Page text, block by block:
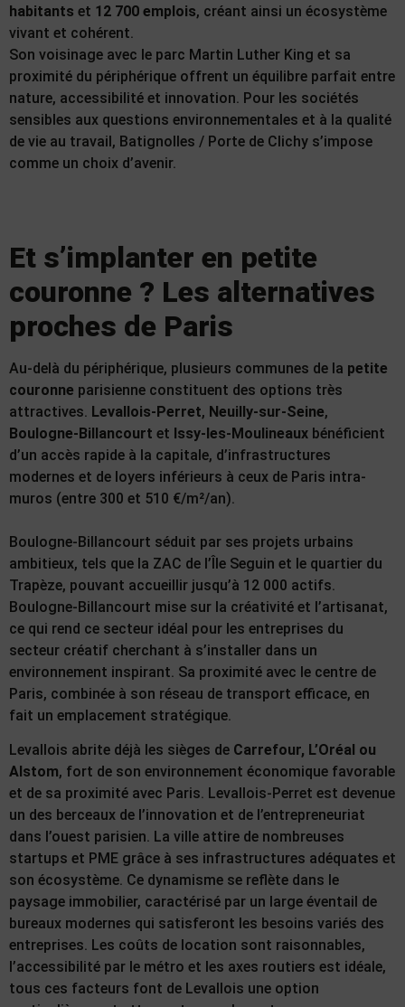
habitants et 12 700 emplois, créant ainsi un écosystème
vivant et cohérent.
Son voisinage avec le parc Martin Luther King et sa
proximité du périphérique offrent un équilibre parfait entre
nature, accessibilité et innovation. Pour les sociétés
sensibles aux questions environnementales et à la qualité
de vie au travail, Batignolles / Porte de Clichy s’impose
comme un choix d’avenir.
Et s’implanter en petite
couronne ? Les alternatives
proches de Paris
Au-delà du périphérique, plusieurs communes de la petite
couronne parisienne constituent des options très
attractives. Levallois-Perret, Neuilly-sur-Seine,
Boulogne-Billancourt et Issy-les-Moulineaux bénéficient
d’un accès rapide à la capitale, d’infrastructures
modernes et de loyers inférieurs à ceux de Paris intra-
muros (entre 300 et 510 €/m²/an).
Boulogne-Billancourt séduit par ses projets urbains
ambitieux, tels que la ZAC de l’Île Seguin et le quartier du
Trapèze, pouvant accueillir jusqu’à 12 000 actifs.
Boulogne-Billancourt mise sur la créativité et l’artisanat,
ce qui rend ce secteur idéal pour les entreprises du
secteur créatif cherchant à s’installer dans un
environnement inspirant. Sa proximité avec le centre de
Paris, combinée à son réseau de transport efficace, en
fait un emplacement stratégique.
Levallois abrite déjà les sièges de Carrefour, L’Oréal ou
Alstom, fort de son environnement économique favorable
et de sa proximité avec Paris. Levallois-Perret est devenue
un des berceaux de l’innovation et de l’entrepreneuriat
dans l’ouest parisien. La ville attire de nombreuses
startups et PME grâce à ses infrastructures adéquates et
son écosystème. Ce dynamisme se reflète dans le
paysage immobilier, caractérisé par un large éventail de
bureaux modernes qui satisferont les besoins variés des
entreprises. Les coûts de location sont raisonnables,
l’accessibilité par le métro et les axes routiers est idéale,
tous ces facteurs font de Levallois une option